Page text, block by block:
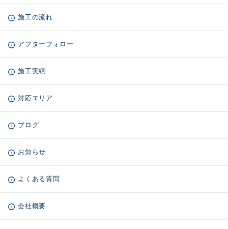
施工の流れ
アフターフォロー
施工実績
対応エリア
ブログ
お知らせ
よくある質問
会社概要